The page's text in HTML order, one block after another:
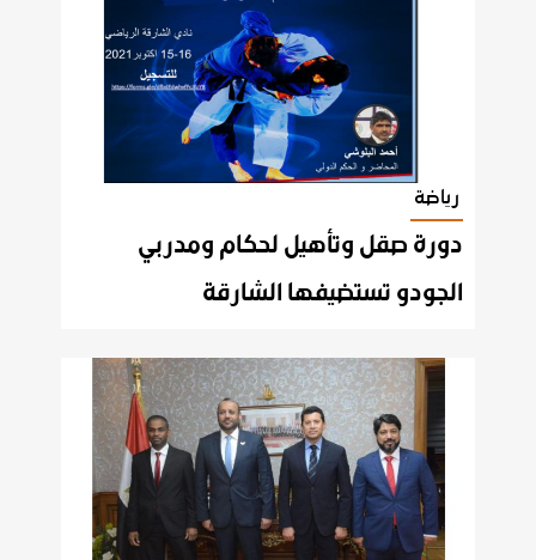
رياضة
دورة صقل وتأهيل لحكام ومدربي
الجودو تستضيفها الشارقة